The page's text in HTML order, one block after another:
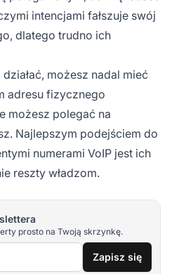
intencjami fałszuje swój
dlatego trudno ich
możesz nadal mieć
adresu fizycznego
możesz polegać na
Najlepszym podejściem do
numerami VoIP jest ich
reszty władzom.
prosto na Twoją skrzynkę.
Zapisz się